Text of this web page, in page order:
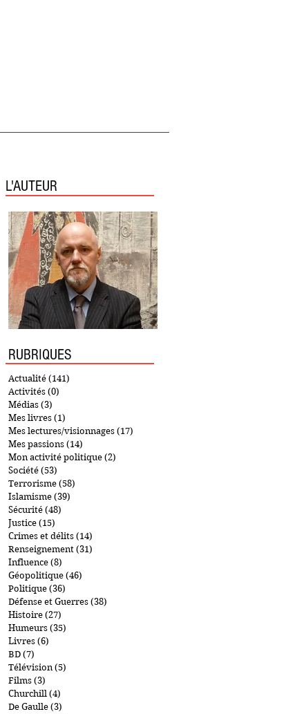
L'AUTEUR
RUBRIQUES
Actualité (141)
Activités (0)
Médias (3)
Mes livres (1)
Mes lectures/visionnages (17)
Mes passions (14)
Mon activité politique (2)
Société (53)
Terrorisme (58)
Islamisme (39)
Sécurité (48)
Justice (15)
Crimes et délits (14)
Renseignement (31)
Influence (8)
Géopolitique (46)
Politique (36)
Défense et Guerres (38)
Histoire (27)
Humeurs (35)
Livres (6)
BD (7)
Télévision (5)
Films (3)
Churchill (4)
De Gaulle (3)